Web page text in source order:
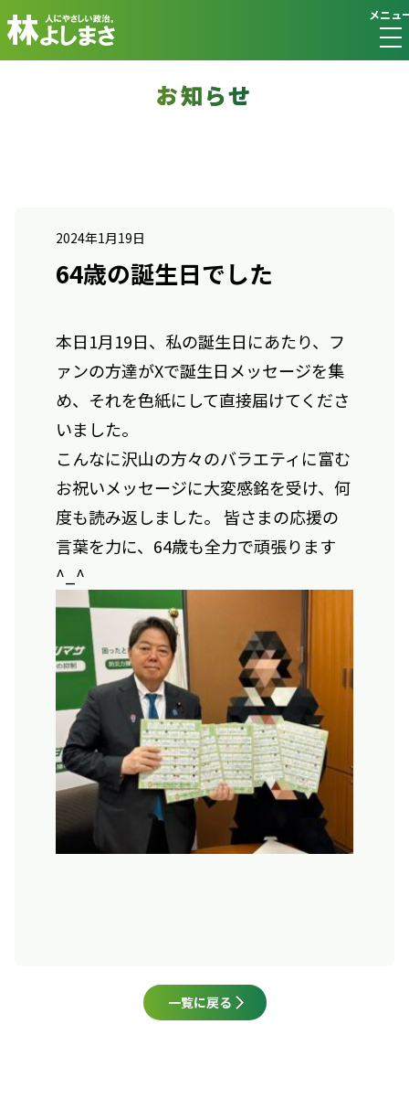
メニュ
お知らせ
2024年1月19日
64歳の誕生日でした
本日1月19日、私の誕生日にあたり、フ
ァンの方達がXで誕生日 メッセージを集
め、それを色紙にして直接届けてくださ
いました。
こんなに沢山の方々のバラエティに富む
お祝いメッセージに大変感銘を受け、何
度も読み返しました。 皆さまの応援の
言葉を力に、64歳も全力で頑張ります
^_^
一覧に戻る